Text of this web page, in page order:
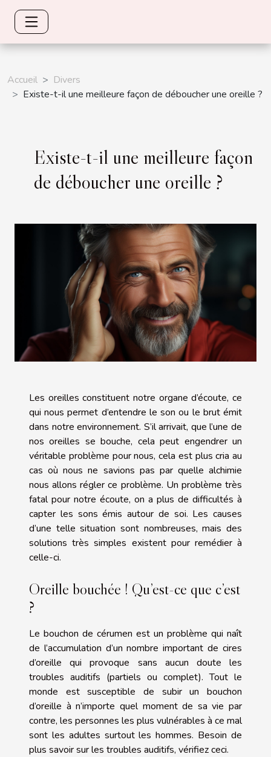
Accueil
Divers
Existe-t-il une meilleure façon de déboucher une oreille ?
Existe-t-il une meilleure façon
de déboucher une oreille ?
Les oreilles constituent notre organe d’écoute, ce
qui nous permet d’entendre le son ou le brut émit
dans notre environnement. S’il arrivait, que l’une de
nos oreilles se bouche, cela peut engendrer un
véritable problème pour nous, cela est plus cria au
cas où nous ne savions pas par quelle alchimie
nous allons régler ce problème. Un problème très
fatal pour notre écoute, on a plus de difficultés à
capter les sons émis autour de soi. Les causes
d’une telle situation sont nombreuses, mais des
solutions très simples existent pour remédier à
celle-ci.
Oreille bouchée ! Qu’est-ce que c’est
?
Le bouchon de cérumen est un problème qui naît
de l’accumulation d’un nombre important de cires
d’oreille qui provoque sans aucun doute les
troubles auditifs (partiels ou complet). Tout le
monde est susceptible de subir un bouchon
d’oreille à n’importe quel moment de sa vie par
contre, les personnes les plus vulnérables à ce mal
sont les adultes surtout les hommes. Besoin de
plus savoir sur les troubles auditifs, vérifiez ceci.